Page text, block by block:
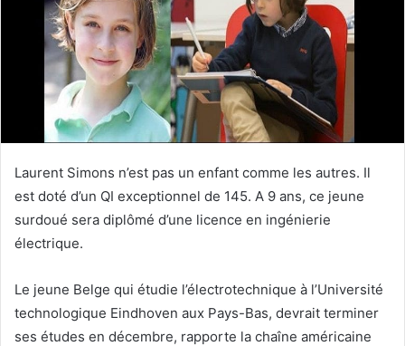
Laurent Simons n’est pas un enfant comme les autres. Il
est doté d’un QI exceptionnel de 145. A 9 ans, ce jeune
surdoué sera diplômé d’une licence en ingénierie
électrique.
Le jeune Belge qui étudie l’électrotechnique à l’Université
technologique Eindhoven aux Pays-Bas, devrait terminer
ses études en décembre, rapporte la chaîne américaine